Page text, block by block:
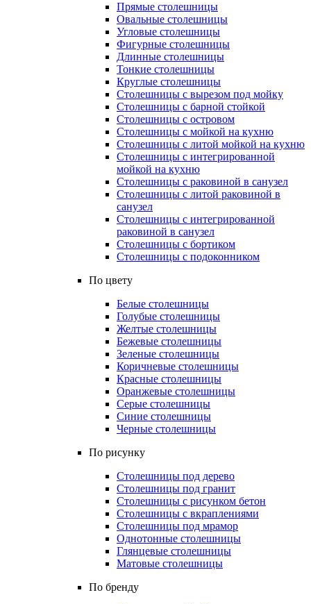
Прямые столешницы
Овальные столешницы
Угловые столешницы
Фигурные столешницы
Длинные столешницы
Тонкие столешницы
Круглые столешницы
Столешницы с вырезом под мойку
Столешницы с барной стойкой
Столешницы с островом
Столешницы с мойкой на кухню
Столешницы с литой мойкой на кухню
Столешницы с интегрированной
мойкой на кухню
Столешницы с раковиной в санузел
Столешницы с литой раковиной в
санузел
Столешницы с интегрированной
раковиной в санузел
Столешницы с бортиком
Столешницы с подоконником
По цвету
Белые столешницы
Голубые столешницы
Желтые столешницы
Бежевые столешницы
Зеленые столешницы
Коричневые столешницы
Красные столешницы
Оранжевые столешницы
Серые столешницы
Синие столешницы
Черные столешницы
По рисунку
Столешницы под дерево
Столешницы под гранит
Столешницы с рисунком бетон
Столешницы с вкраплениями
Столешницы под мрамор
Однотонные столешницы
Глянцевые столешницы
Матовые столешницы
По бренду